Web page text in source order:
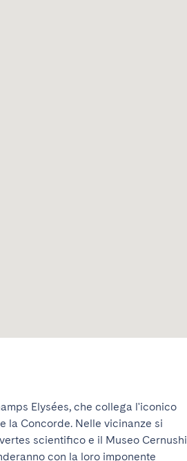
Elysées, che collega l'iconico
la Concorde. Nelle vicinanze si
scientifico e il Museo Cernushi
con la loro imponente